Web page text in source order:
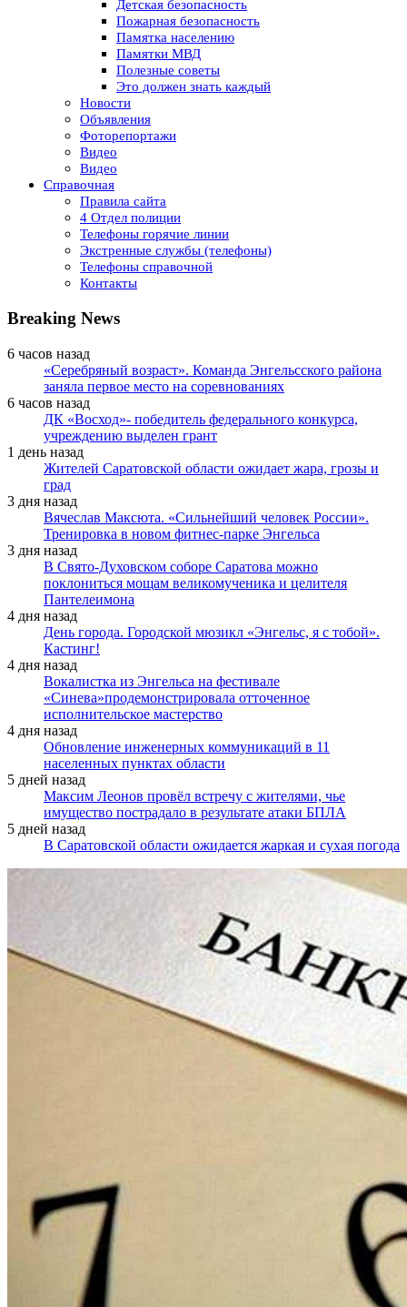
Детская безопасность
Пожарная безопасность
Памятка населению
Памятки МВД
Полезные советы
Это должен знать каждый
Новости
Объявления
Фоторепортажи
Видео
Видео
Справочная
Правила сайта
4 Отдел полиции
Телефоны горячие линии
Экстренные службы (телефоны)
Телефоны справочной
Контакты
Breaking News
6 часов назад
«Серебряный возраст». Команда Энгельсского района
заняла первое место на соревнованиях
6 часов назад
ДК «Восход»- победитель федерального конкурса,
учреждению выделен грант
1 день назад
Жителей Саратовской области ожидает жара, грозы и
град
3 дня назад
Вячеслав Максюта. «Сильнейший человек России».
Тренировка в новом фитнес-парке Энгельса
3 дня назад
В Свято-Духовском соборе Саратова можно
поклониться мощам великомученика и целителя
Пантелеимона
4 дня назад
День города. Городской мюзикл «Энгельс, я с тобой».
Кастинг!
4 дня назад
Вокалистка из Энгельса на фестивале
«Синева»продемонстрировала отточенное
исполнительское мастерство
4 дня назад
Обновление инженерных коммуникаций в 11
населенных пунктах области
5 дней назад
Максим Леонов провёл встречу с жителями, чье
имущество пострадало в результате атаки БПЛА
5 дней назад
В Саратовской области ожидается жаркая и сухая погода